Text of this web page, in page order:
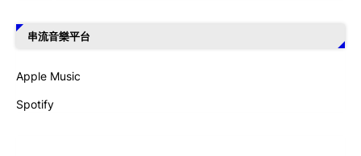
串流音樂平台
Apple Music
Spotify